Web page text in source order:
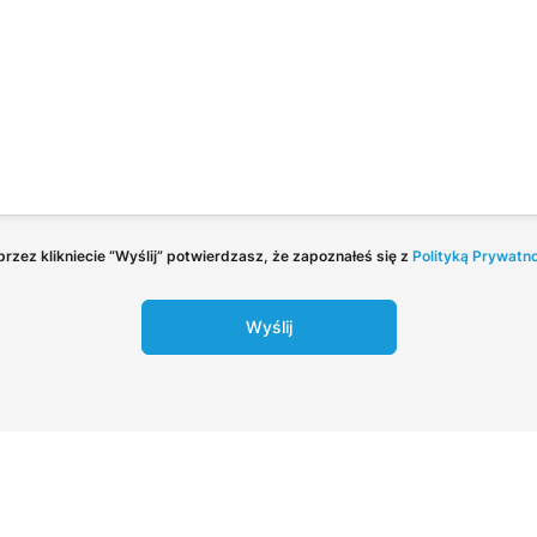
klikniecie “Wyślij” potwierdzasz, że zapoznałeś się z Polityką
Wyślij